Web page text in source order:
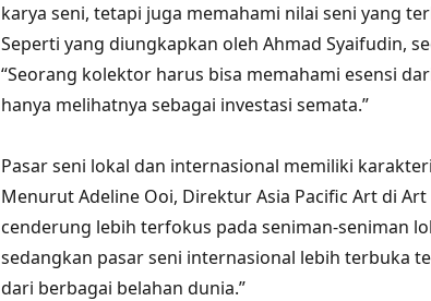
karya seni, tetapi juga memahami nilai seni yang
Seperti yang diungkapkan oleh Ahmad Syaifudin,
“Seorang kolektor harus bisa memahami esensi
hanya melihatnya sebagai investasi semata.”
Pasar seni lokal dan internasional memiliki
Menurut Adeline Ooi, Direktur Asia Pacific Art di Art
cenderung lebih terfokus pada seniman-seniman
sedangkan pasar seni internasional lebih terbuka
dari berbagai belahan dunia.”